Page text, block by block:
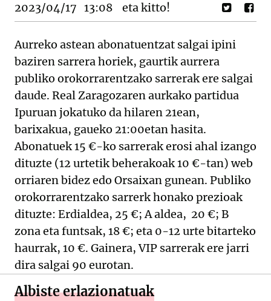
2023/04/17 13:08 eta kitto!
Aurreko astean abonatuentzat salgai ipini
baziren sarrera horiek, gaurtik aurrera
publiko orokorrarentzako sarrerak ere salgai
daude. Real Zaragozaren aurkako partidua
Ipuruan jokatuko da hilaren 21ean,
barixakua, gaueko 21:00etan hasita.
Abonatuek 15 €-ko sarrerak erosi ahal izango
dituzte (12 urtetik beherakoak 10 €-tan) web
orriaren bidez edo Orsaixan gunean. Publiko
orokorrarentzako sarrerk honako prezioak
dituzte: Erdialdea, 25 €; A aldea, 20 €; B
zona eta funtsak, 18 €; eta 0-12 urte bitarteko
haurrak, 10 €. Gainera, VIP sarrerak ere jarri
dira salgai 90 eurotan.
Albiste erlazionatuak